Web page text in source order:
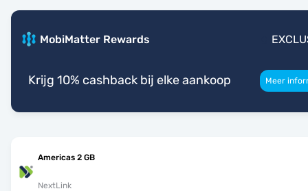
MobiMatter Rewards
Krijg 10% cashback bij elke aankoop Meer
Americas 2 GB
NextLink